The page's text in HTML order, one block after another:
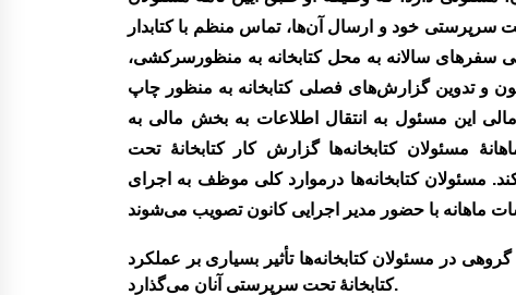
سرپرستی خود و ارسال آن‌ها، تماس منظم با کتابدار
سفرهای سالانه به محل کتابخانه به منظورسرکشی،
و تدوین گزارش‌های فصلی کتابخانه به منظور چاپ
این مسئول به انتقال اطلاعات به بخش مالی به
مسئولان کتابخانه‌ها گزارش کار کتابخانۀ تحت
مسئولان کتابخانه‌ها درموارد کلی موظف به اجرای
در مسئولان کتابخانه‌ها تأثیر بسیاری بر عملکرد
کتابخانۀ تحت سرپرستی آنان ‌می‌گذارد.